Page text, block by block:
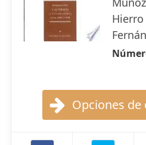
Hierro
Opciones de